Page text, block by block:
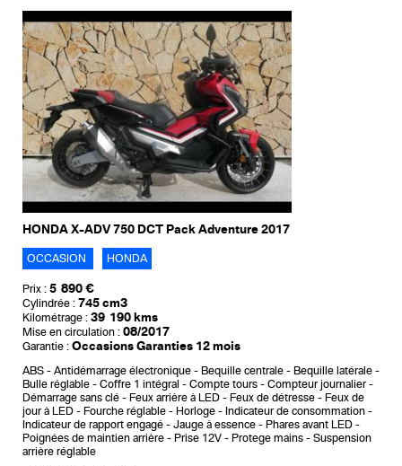
HONDA X-ADV 750 DCT Pack Adventure 2017
OCCASION HONDA
Prix : 5 890 €
Cylindrée : 745 cm3
Kilométrage : 39 190 kms
Mise en circulation : 08/2017
Garantie : Occasions Garanties 12 mois
ABS Antidémarrage électronique Bequille centrale
Bequille latérale
Bulle réglable
Coffre 1 intégral Compte tours
Compteur journalier
Démarrage sans clé
Feux arrière à LED Feux de détresse
Feux de
jour à LED
Fourche réglable Horloge
Indicateur de consommation
Indicateur de rapport engagé
Jauge à essence
Phares avant LED
Poignées de maintien arrière
Prise 12V Protege mains
Suspension
arrière réglable